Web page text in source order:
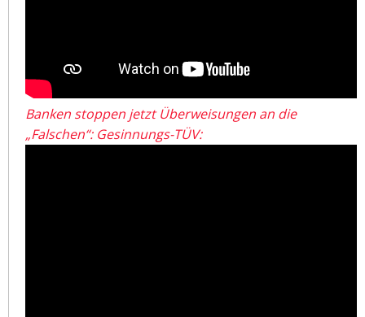
Banken stoppen jetzt Überweisungen an die
„Falschen“: Gesinnungs-TÜV: